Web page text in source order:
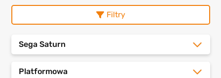
Filtry
Sega Saturn
Platformowa